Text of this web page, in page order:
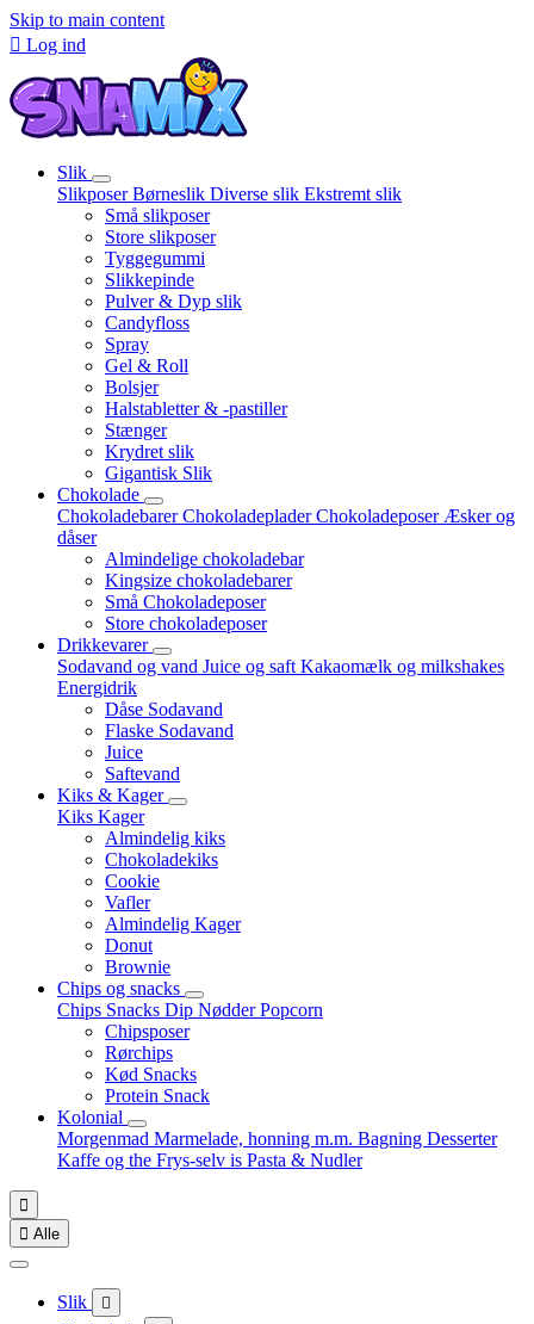
Skip to main content
 Log ind
Slik
SlikposerBørneslik Diverse slik Ekstremt slik
Små slikposer
Store slikposer
Tyggegummi
Slikkepinde
Pulver & Dyp slik
Candyfloss
Spray
Gel & Roll
Bolsjer
Halstabletter & -pastiller
Stænger
Krydret slik
Gigantisk Slik
Chokolade
ChokoladebarerChokoladepladerChokoladeposer Æsker og
dåser
Almindelige chokoladebar
Kingsize chokoladebarer
Små Chokoladeposer
Store chokoladeposer
Drikkevarer
Sodavand og vand Juice og saft Kakaomælk og milkshakes
Energidrik
Dåse Sodavand
Flaske Sodavand
Juice
Saftevand
Kiks & Kager
Kiks Kager
Almindelig kiks
Chokoladekiks
Cookie
Vafler
Almindelig Kager
Donut
Brownie
Chips og snacks
Chips Snacks Dip NødderPopcorn
Chipsposer
Rørchips
Kød Snacks
Protein Snack
Kolonial
Morgenmad Marmelade, honning m.m. Bagning Desserter
Kaffe og the Frys-selv is Pasta & Nudler

 Alle
Slik 